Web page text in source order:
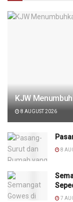
KJW
8 AUGUST 2026
8
7